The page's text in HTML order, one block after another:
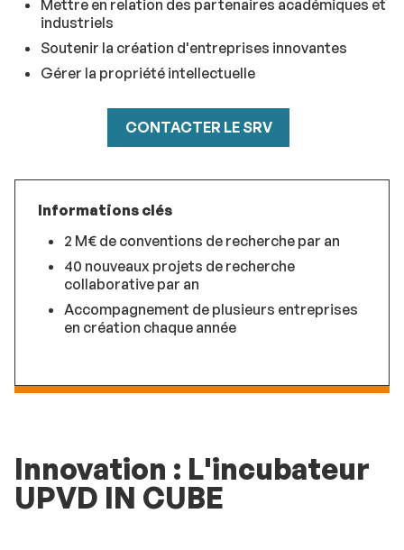
Mettre en relation des partenaires académiques et
industriels
Soutenir la création d'entreprises innovantes
Gérer la propriété intellectuelle
CONTACTER LE SRV
Informations clés
2 M€ de conventions de recherche par an
40 nouveaux projets de recherche
collaborative par an
Accompagnement de plusieurs entreprises
en création chaque année
Innovation : L'incubateur
UPVD IN CUBE